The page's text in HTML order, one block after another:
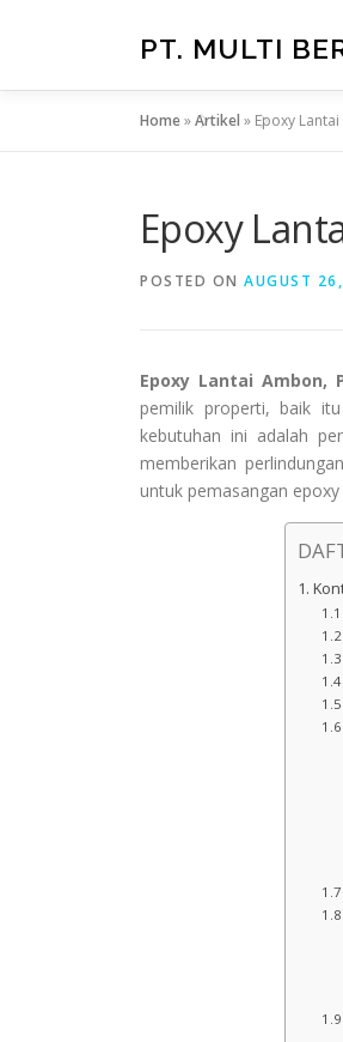
PT. MULTI
Home»Artikel » Epoxy
Epoxy
POSTED ON AUGUST
Epoxy Lantai Ambon,
pemilik properti, baik
kebutuhan ini adalah
memberikan
untuk pemasangan